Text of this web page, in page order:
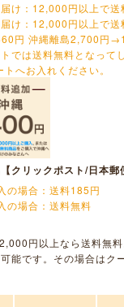
け：12,000円以上で送
け：12,000円以上で送
円 沖縄離島2,700円
では送料無料となって
へお入れください。
クリックポスト/日本郵
の場合：送料185円
の場合：送料無料
円以上なら送料無料
能です。その場合はク